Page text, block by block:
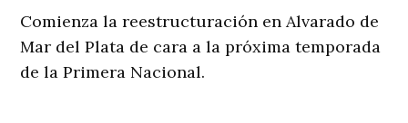
Comienza la reestructuración en Alvarado de
Mar del Plata de cara a la próxima temporada
de la Primera Nacional.